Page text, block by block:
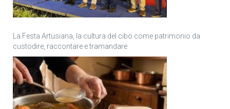
La Festa Artusiana, la cultura del cibo come patrimonio da
custodire, raccontare e tramandare